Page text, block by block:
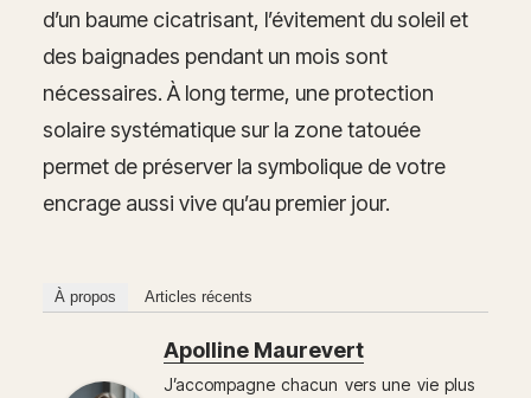
d’un baume cicatrisant, l’évitement du soleil et
des baignades pendant un mois sont
nécessaires. À long terme, une protection
solaire systématique sur la zone tatouée
permet de préserver la symbolique de votre
encrage aussi vive qu’au premier jour.
À propos Articles récents
Apolline Maurevert
J’accompagne chacun vers une vie plus